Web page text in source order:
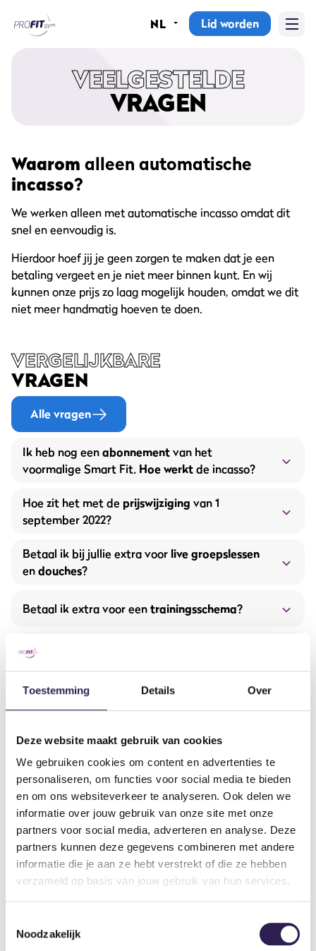
Toestemming Details Over
Deze website maakt gebruik van cookies
We gebruiken cookies om content en advertenties te
personaliseren, om functies voor social media te bieden
en om ons websiteverkeer te analyseren. Ook delen we
informatie over jouw gebruik van onze site met onze
partners voor social media, adverteren en analyse. Deze
partners kunnen deze gegevens combineren met andere
informatie die je aan ze hebt verstrekt of die ze hebben
verzameld op basis van jouw gebruik van hun services.
Noodzakelijk
Sportscholen
Abonnementen
Groepslessen
Alle groepslessen
Waarom ProFit Gym
NL Lid worden
VEELGESTELDE
VRAGEN
Waaromalleen automatische
incasso?
We werken alleen met automatische incasso omdat dit
snel en eenvoudig is.
Hierdoor hoef jij je geen zorgen te maken dat je een
betaling vergeet en je niet meer binnen kunt. En wij
kunnen onze prijs zo laag mogelijk houden, omdat we dit
niet meer handmatig hoeven te doen.
VERGELIJKBARE
VRAGEN
Alle vragen
Ik heb nog eenabonnementvan het
voormalige Smart Fit. Hoe werktde incasso?
Hoe zit het met de prijswijziging van 1
september 2022?
Betaal ik bij jullie extra voor live groepslessen
endouches?
faciliteiten pagina
Betaal ik extra voor eentrainingsschema?
Hoe werkt
Hoe kan ik mijn rekeningnummer aanpassen?
Wanneer krijg ik eenaanmaning?
Hoe kan ik zo snel mogelijk weer trainenna
een aanmaning?
OOKALL-IN FITNESS?